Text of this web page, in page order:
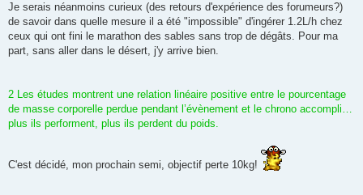
Je serais néanmoins curieux (des retours d'expérience des forumeurs?)
de savoir dans quelle mesure il a été "impossible" d'ingérer 1.2L/h chez
ceux qui ont fini le marathon des sables sans trop de dégâts. Pour ma
part, sans aller dans le désert, j'y arrive bien.
2 Les études montrent une relation linéaire positive entre le pourcentage
de masse corporelle perdue pendant l’évènement et le chrono accompli…
plus ils performent, plus ils perdent du poids.
C'est décidé, mon prochain semi, objectif perte 10kg!